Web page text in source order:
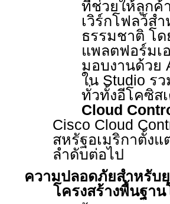
ที่ช่วยให้ลูกค้
เวิร์กโฟลว์ส
ธรรมชาติ โด
แพลตฟอร์มเ
มอบงานด้วย
ใน Studio ร
ทั่วทั้งอีโคซิส
Cloud
Cisco Cloud
สหรัฐอเมริกาตั้ง
ลำดับต่อไป
ความปลอดภัยสำหรับ
โครงสร้างพื้นฐาน